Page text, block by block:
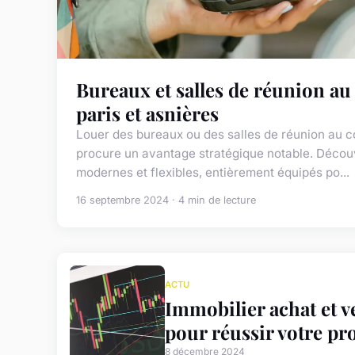
Bureaux et salles de réunion
paris et asnières
Louer des bureaux ou des salles de réunion au
procure un avantage stratégique notable.
modernes et flexibles, entièrement équipés po...
16 septembre 2024 · 4 min de lecture
ACTU
Immobilier achat et
pour réussir votre
8 décembre 2024